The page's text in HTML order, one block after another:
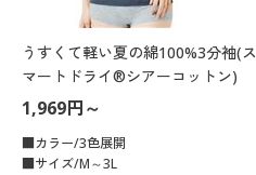
うすくて軽い夏の綿100%3分袖(ス
マートドライ®シアーコットン)
1,969円～
■カラー/3色展開
■サイズ/M～3L